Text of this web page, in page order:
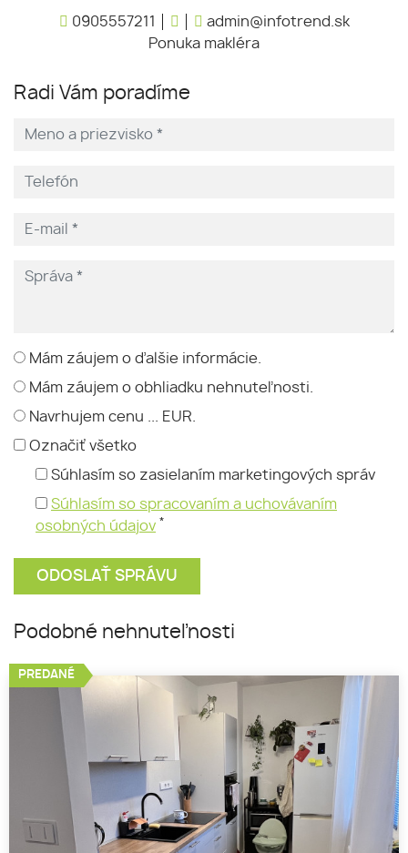
0905557211
admin@infotrend.sk
Ponuka makléra
Radi Vám poradíme
Mám záujem o ďalšie informácie.
Mám záujem o obhliadku nehnuteľnosti.
Navrhujem cenu ... EUR.
Označiť všetko
Súhlasím so zasielaním marketingových správ
Súhlasím so spracovaním a uchovávaním
osobných údajov *
Podobné nehnuteľnosti
PREDANÉ